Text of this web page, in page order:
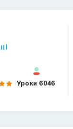
6046
Уроки